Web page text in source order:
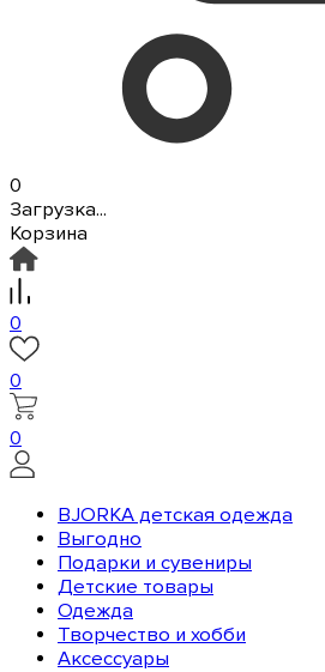
0
Загрузка...
Корзина
0
0
0
BJORKA детская одежда
Выгодно
Подарки и сувениры
Детские товары
Одежда
Творчество и хобби
Аксессуары